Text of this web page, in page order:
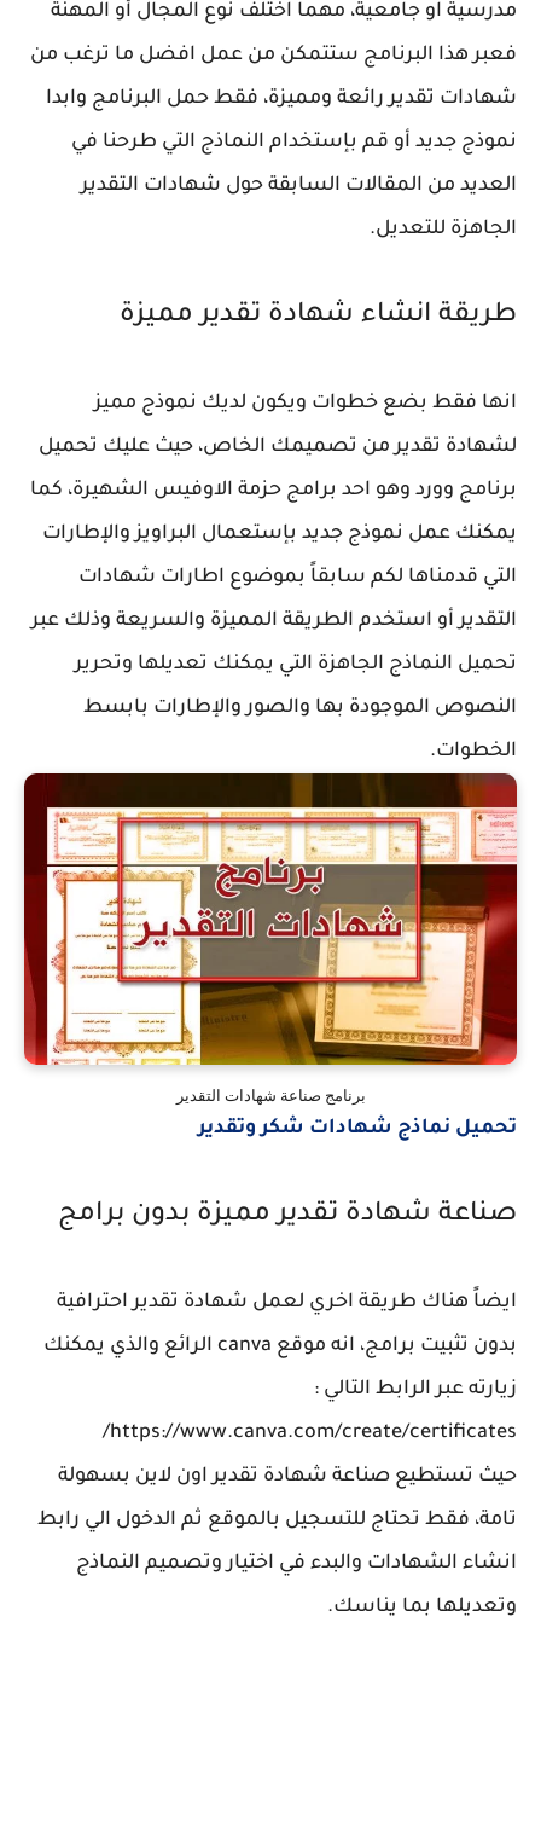
مدرسية او جامعية، مهما اختلف نوع المجال أو المهنة
فعبر هذا البرنامج ستتمكن من عمل افضل ما ترغب من
شهادات تقدير رائعة ومميزة، فقط حمل البرنامج وابدا
نموذج جديد أو قم بإستخدام النماذج التي طرحنا في
العديد من المقالات السابقة حول شهادات التقدير
الجاهزة للتعديل.
طريقة انشاء شهادة تقدير مميزة
انها فقط بضع خطوات ويكون لديك نموذج مميز
لشهادة تقدير من تصميمك الخاص، حيث عليك تحميل
برنامج وورد وهو احد برامج حزمة الاوفيس الشهيرة، كما
يمكنك عمل نموذج جديد بإستعمال البراويز والإطارات
التي قدمناها لكم سابقاً بموضوع اطارات شهادات
التقدير أو استخدم الطريقة المميزة والسريعة وذلك عبر
تحميل النماذج الجاهزة التي يمكنك تعديلها وتحرير
النصوص الموجودة بها والصور والإطارات بابسط
الخطوات.
برنامج صناعة شهادات التقدير
تحميل نماذج شهادات شكر وتقدير
صناعة شهادة تقدير مميزة بدون برامج
ايضاً هناك طريقة اخري لعمل شهادة تقدير احترافية
بدون تثبيت برامج، انه موقع canva الرائع والذي يمكنك
زيارته عبر الرابط التالي :
https://www.canva.com/create/certificates/
حيث تستطيع صناعة شهادة تقدير اون لاين بسهولة
تامة، فقط تحتاج للتسجيل بالموقع ثم الدخول الي رابط
انشاء الشهادات والبدء في اختيار وتصميم النماذج
وتعديلها بما يناسك.